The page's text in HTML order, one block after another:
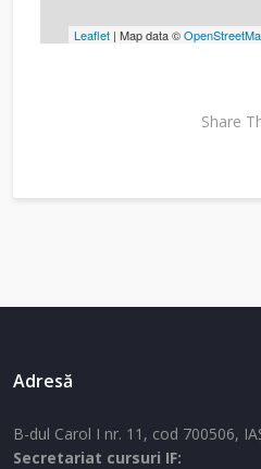
Leaflet | Map data ©
Share
Adresă
B-dul Carol I nr. 11, cod 700506,
Secretariat cursuri IF: